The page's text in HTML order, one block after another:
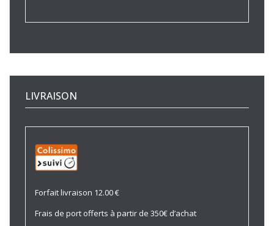
LIVRAISON
Forfait livraison 12.00 €
Frais de port offerts à partir de 350€ d’achat